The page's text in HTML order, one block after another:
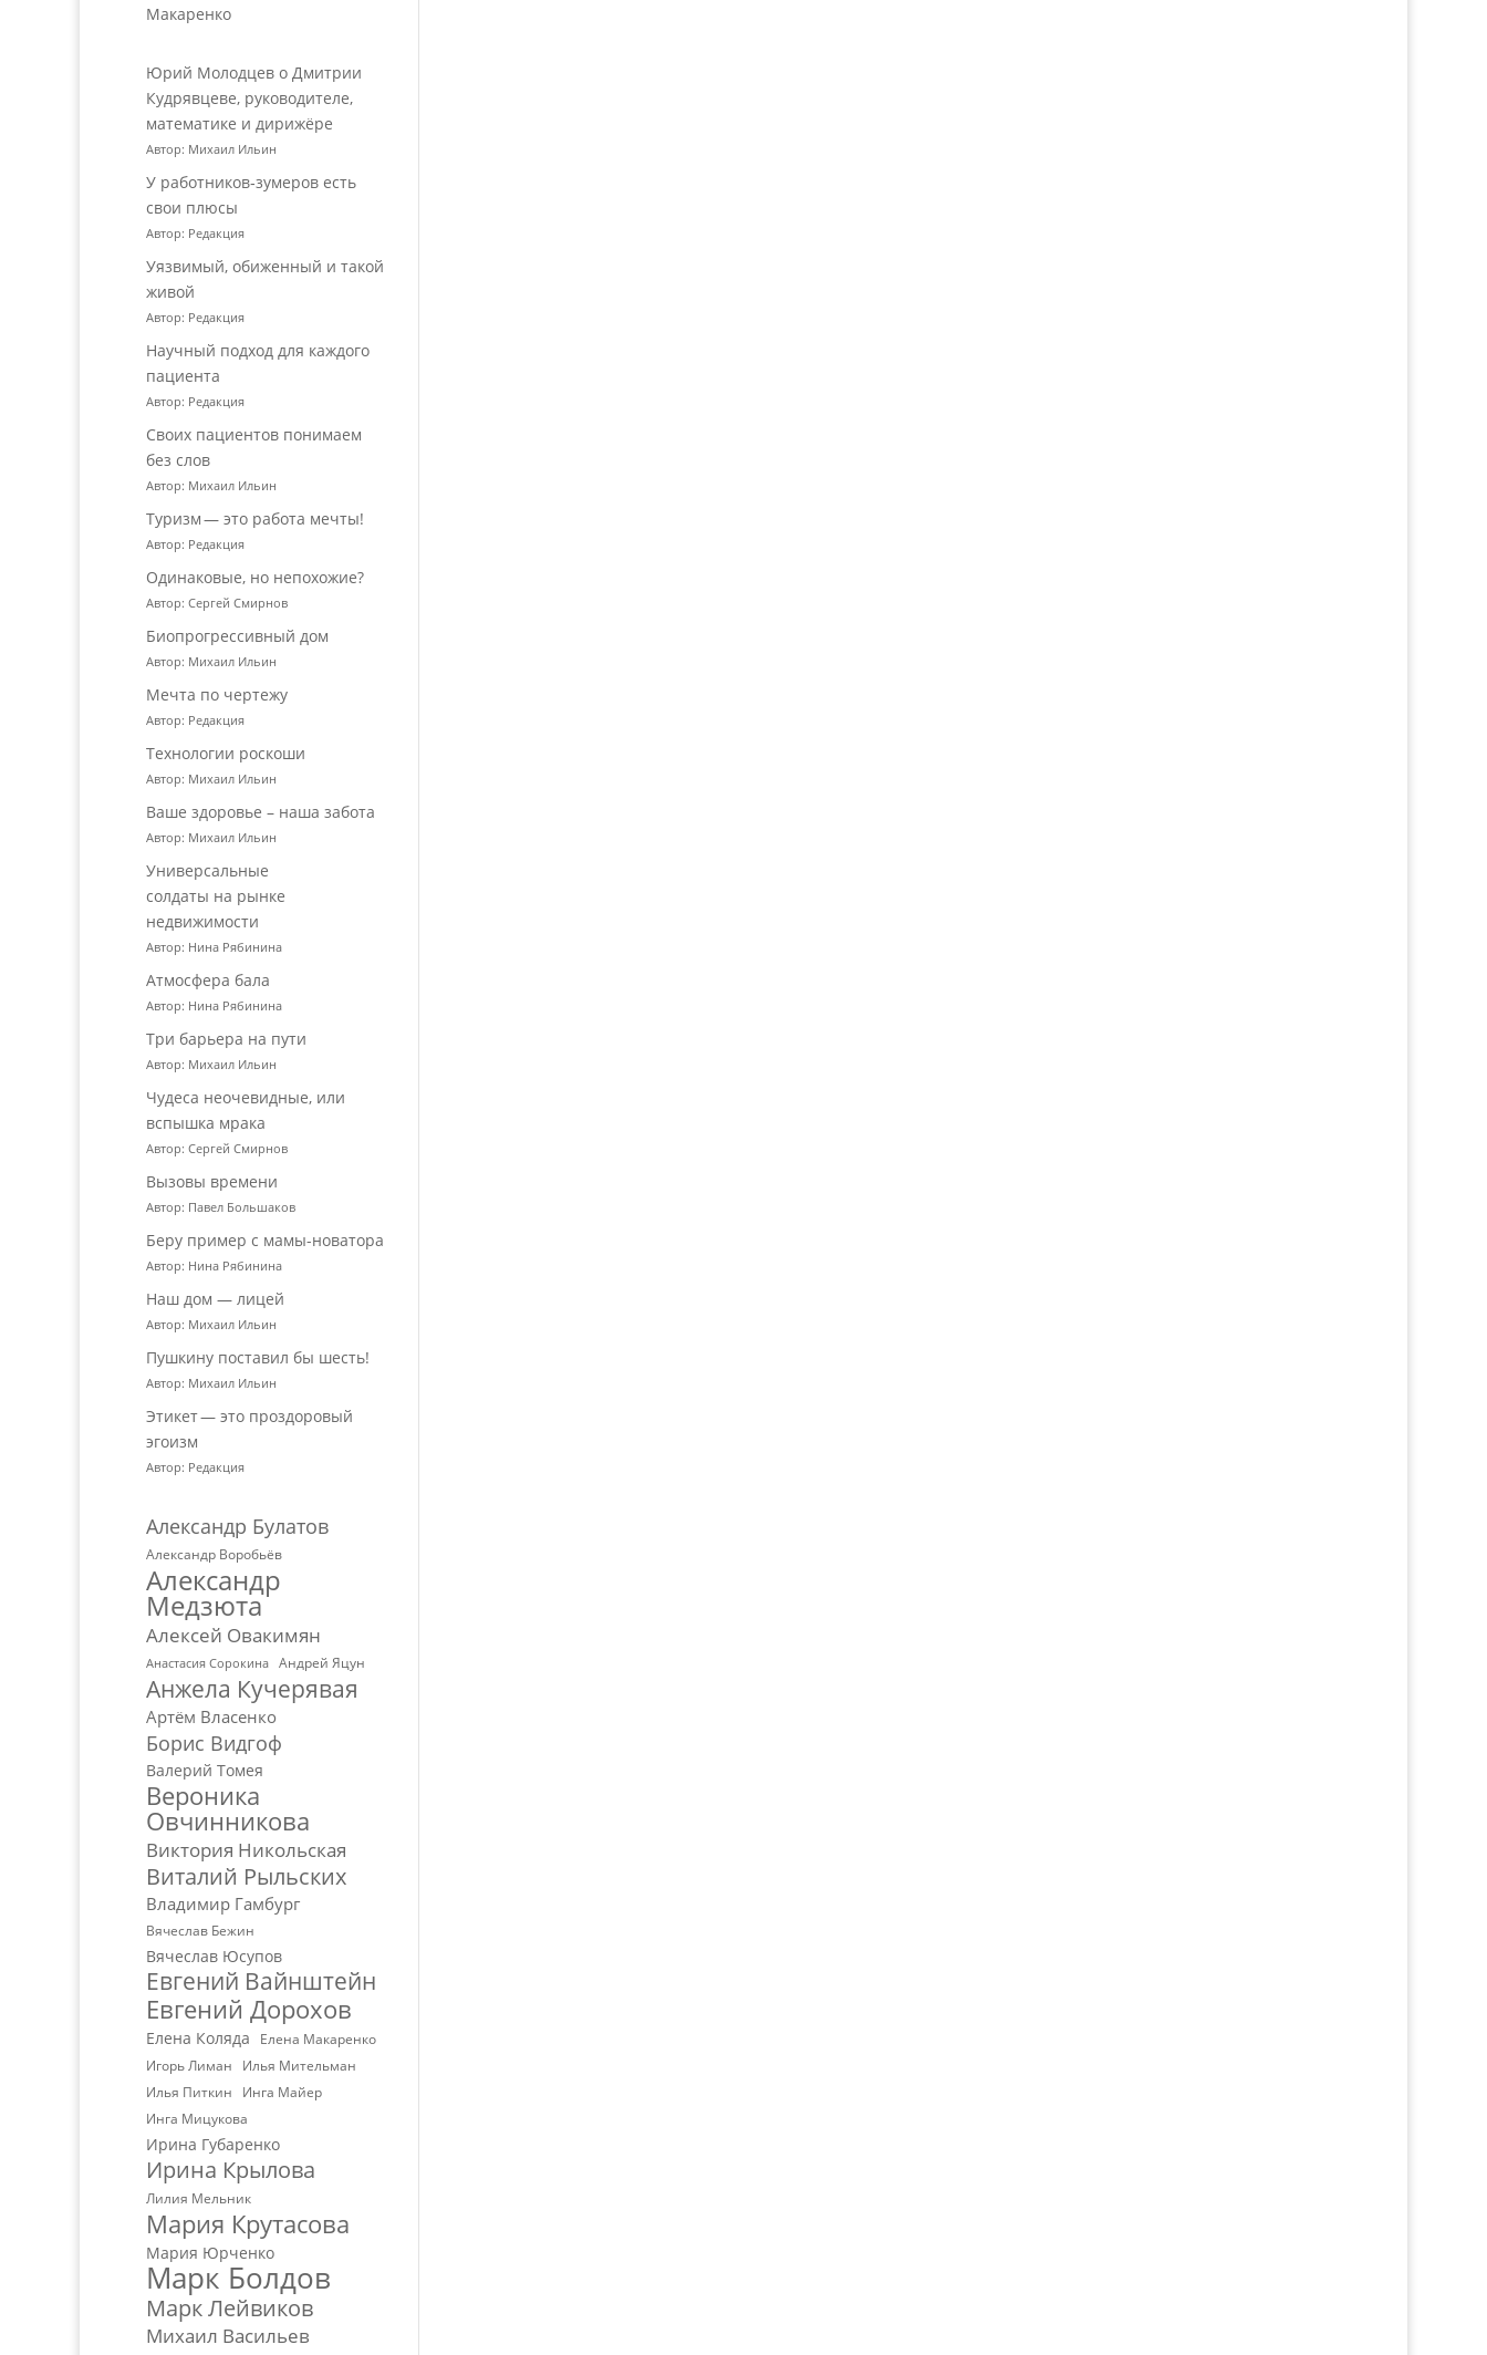
Макаренко
Юрий Молодцев о Дмитрии
Кудрявцеве, руководителе,
математике и дирижёре
Автор: Михаил Ильин
У работников‑зумеров есть
свои плюсы
Автор: Редакция
Уязвимый, обиженный и такой
живой
Автор: Редакция
Научный подход для каждого
пациента
Автор: Редакция
Своих пациентов понимаем
без слов
Автор: Михаил Ильин
Туризм — это работа мечты!
Автор: Редакция
Одинаковые, но непохожие?
Автор: Сергей Смирнов
Биопрогрессивный дом
Автор: Михаил Ильин
Мечта по чертежу
Автор: Редакция
Технологии роскоши
Автор: Михаил Ильин
Ваше здоровье – наша забота
Автор: Михаил Ильин
Универсальные
солдаты на рынке
недвижимости
Автор: Нина Рябинина
Атмосфера бала
Автор: Нина Рябинина
Три барьера на пути
Автор: Михаил Ильин
Чудеса неочевидные, или
вспышка мрака
Автор: Сергей Смирнов
Вызовы времени
Автор: Павел Большаков
Беру пример с мамы-новатора
Автор: Нина Рябинина
Наш дом — лицей
Автор: Михаил Ильин
Пушкину поставил бы шесть!
Автор: Михаил Ильин
Этикет — это проздоровый
эгоизм
Автор: Редакция
Александр Булатов
Александр Воробьёв
Александр
Медзюта
Алексей Овакимян
Анастасия Сорокина Андрей Яцун
Анжела Кучерявая
Артём Власенко
Борис Видгоф
Валерий Томея
Вероника
Овчинникова
Виктория Никольская
Виталий Рыльских
Владимир Гамбург
Вячеслав Бежин
Вячеслав Юсупов
Евгений Вайнштейн
Евгений Дорохов
Елена Коляда
Елена Макаренко
Игорь Лиман
Илья Мительман
Илья Питкин
Инга Майер
Инга Мицукова
Ирина Губаренко
Ирина Крылова
Лилия Мельник
Мария Крутасова
Мария Юрченко
Марк Болдов
Марк Лейвиков
Михаил Васильев